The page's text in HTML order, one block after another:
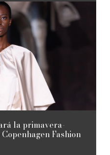
la primavera-
Fashion